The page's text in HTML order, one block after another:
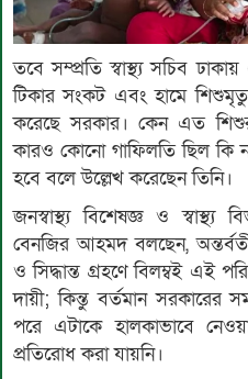
তবে সম্প্রতি স্বাস্থ্য সচিব
টিকার সংকট এবং হামে
করেছে সরকার। কেন এত
কারও কোনো গাফিলতি ছিল কি
হবে বলে উল্লেখ করেছেন তিনি।
জনস্বাস্থ্য বিশেষজ্ঞ ও স্বাস্থ্য
বেনজির আহমদ বলছেন,
ও সিদ্ধান্ত গ্রহণে বিলম্বই এই
দায়ী; কিন্তু বর্তমান সরকারের
পরে এটাকে হালকাভাবে
প্রতিরোধ করা যায়নি।